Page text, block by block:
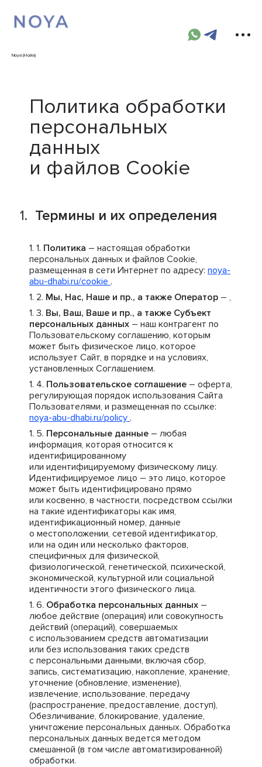
Noya (Нойя)
Политика обработки
персональных
данных
и файлов Cookie
Термины и их определения
Политика – настоящая обработки
персональных данных и файлов Cookie,
размещенная в сети Интернет по адресу: noya-
abu-dhabi.ru/cookie .
Мы, Нас, Наше и пр., а также Оператор – ,
Вы, Ваш, Ваше и пр., а также Субъект
персональных данных – наш контрагент по
Пользовательскому соглашению, которым
может быть физическое лицо, которое
использует Сайт, в порядке и на условиях,
установленных Соглашением.
Пользовательское соглашение – оферта,
регулирующая порядок использования Сайта
Пользователями, и размещенная по ссылке:
noya-abu-dhabi.ru/policy .
Персональные данные – любая
информация, которая относится к
идентифицированному
или идентифицируемому физическому лицу.
Идентифицируемое лицо – это лицо, которое
может быть идентифицировано прямо
или косвенно, в частности, посредством ссылки
на такие идентификаторы как имя,
идентификационный номер, данные
о местоположении, сетевой идентификатор,
или на один или несколько факторов,
специфичных для физической,
физиологической, генетической, психической,
экономической, культурной или социальной
идентичности этого физического лица.
Обработка персональных данных –
любое действие (операция) или совокупность
действий (операций), совершаемых
с использованием средств автоматизации
или без использования таких средств
с персональными данными, включая сбор,
запись, систематизацию, накопление, хранение,
уточнение (обновление, изменение),
извлечение, использование, передачу
(распространение, предоставление, доступ),
Обезличивание, блокирование, удаление,
уничтожение персональных данных. Обработка
персональных данных ведется методом
смешанной (в том числе автоматизированной)
обработки.